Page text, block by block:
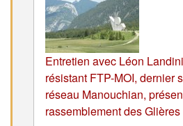
Entretien avec Léon
résistant FTP-MOI, dernier
réseau Manouchian,
rassemblement des Glières